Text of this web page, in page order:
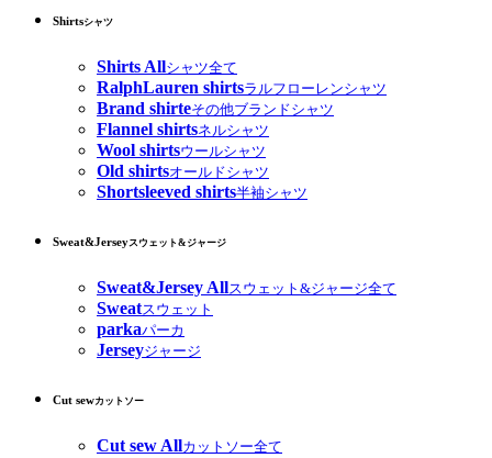
Shirtsシャツ
Shirts Allシャツ全て
RalphLauren shirtsラルフローレンシャツ
Brand shirteその他ブランドシャツ
Flannel shirtsネルシャツ
Wool shirtsウールシャツ
Old shirtsオールドシャツ
Shortsleeved shirts半袖シャツ
Sweat&Jerseyスウェット&ジャージ
Sweat&Jersey Allスウェット&ジャージ全て
Sweatスウェット
parkaパーカ
Jerseyジャージ
Cut sewカットソー
Cut sew Allカットソー全て